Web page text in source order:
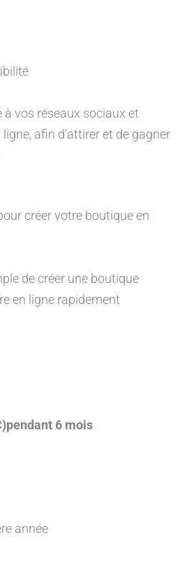
à vos réseaux sociaux et
afin d’attirer et de gagner
créer votre boutique en
de créer une boutique
en ligne rapidement
6 mois
année